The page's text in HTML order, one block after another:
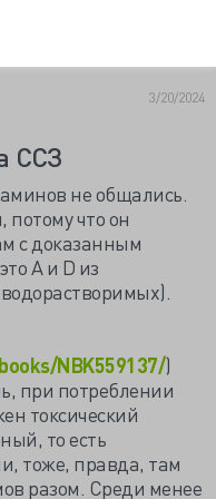
3/20/2024
ССЗ
не общались.
что он
с доказанным
А и D из
NBK559137/)
при потреблении
токсический
то есть
тоже, правда, там
разом. Среди менее